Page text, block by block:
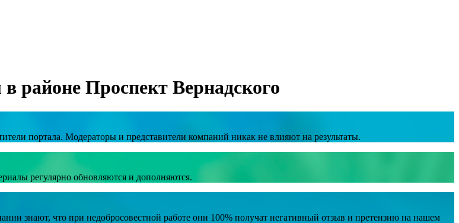
районе Проспект Вернадского
портала. Модераторы и представители компаний никак не влияют на результаты.
регулярно обновляются и дополняются.
знают, что при недобросовестной работе они 100% получат негативный отзыв и претензию на нашем